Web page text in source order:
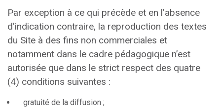
Par exception à ce qui précède et en l’absence
d’indication contraire, la reproduction des textes
du Site à des fins non commerciales et
notamment dans le cadre pédagogique n’est
autorisée que dans le strict respect des quatre
(4) conditions suivantes :
gratuité de la diffusion ;